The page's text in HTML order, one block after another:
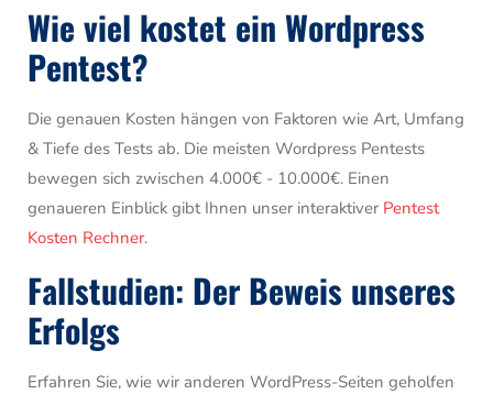
Wie viel kostet ein Wordpress
Pentest?
Die genauen Kosten hängen von Faktoren wie Art, Umfang
& Tiefe des Tests ab. Die meisten Wordpress Pentests
bewegen sich zwischen 4.000€ - 10.000€. Einen
genaueren Einblick gibt Ihnen unser interaktiver Pentest
Kosten Rechner.
Fallstudien: Der Beweis unseres
Erfolgs
Erfahren Sie, wie wir anderen WordPress-Seiten geholfen